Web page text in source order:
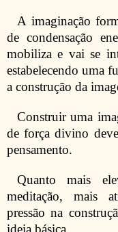
A imaginação
de condensação
mobiliza e vai se
estabelecendo uma
a construção da
Construir uma
de força divino
pensamento.
Quanto mais
meditação, mais
pressão na